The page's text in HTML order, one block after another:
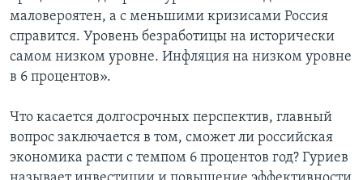
маловероятен, а с меньшими кризисами Россия
справится. Уровень безработицы на исторически
самом низком уровне. Инфляция на низком уровне
в 6 процентов».
Что касается долгосрочных перспектив, главный
вопрос заключается в том, сможет ли российская
экономика расти с темпом 6 процентов год? Гуриев